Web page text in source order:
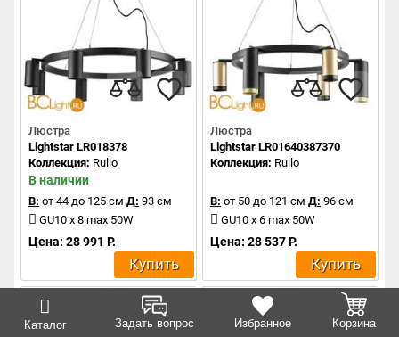
Каталог Задать вопрос Избранное Корзина
Люстра
Lightstar LR018378
Коллекция: Rullo
В наличии
В: от 44 до 125 см Д: 93 см
GU10 x 8 max 50W
Цена: 28 991 Р.
Купить
Люстра
Lightstar LR01640387370
Коллекция: Rullo
В: от 50 до 121 см Д: 96 см
GU10 x 6 max 50W
Цена: 28 537 Р.
Купить
210998 210997